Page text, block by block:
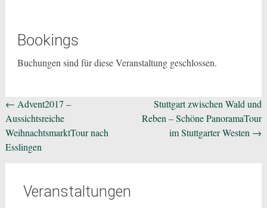
Bookings
Buchungen sind für diese Veranstaltung geschlossen.
Beitragsnavigation
← Advent2017 –
Aussichtsreiche
WeihnachtsmarktTour nach
Esslingen
Stuttgart zwischen Wald und
Reben – Schöne PanoramaTour
im Stuttgarter Westen →
Veranstaltungen